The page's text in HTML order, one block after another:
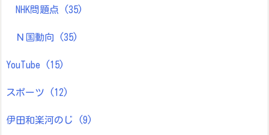
NHK問題点 (35)
Ｎ国動向 (35)
YouTube (15)
スポーツ (12)
伊田和楽河のじ (9)